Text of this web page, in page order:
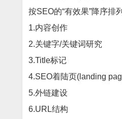
按SEO的“有效果”降序排
1.内容创作
2.关键字/关键词研究
3.Title标记
4.SEO着陆页(landing
5.外链建设
6.URL结构